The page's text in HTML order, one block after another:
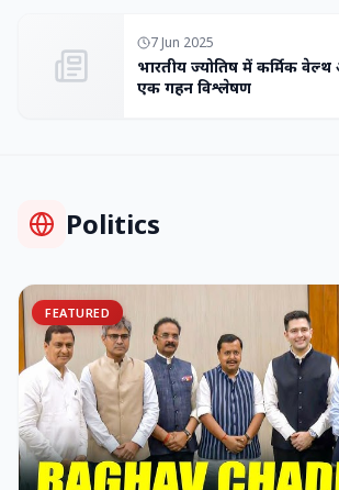
7 Jun 2025
भारतीय ज्योतिष में कर्मिक वेल्थ
एक गहन विश्लेषण
Politics
FEATURED